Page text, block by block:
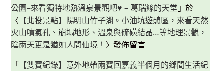
公園–來看獨特地熱溫泉景觀吧♥ – 葛瑞絲的天堂 」於
〈 【北投景點】陽明山竹子湖。小油坑遊憩區，來看天然
火山噴氣孔、崩塌地形、溫泉與硫磺結晶…等地理景觀，
陰雨天更是猶如人間仙境！ 〉發佈留言
「 【雙寶紀錄】意外地帶兩寶回嘉義半個月的鄉間生活紀